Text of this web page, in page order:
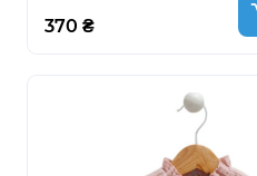
370 ₴